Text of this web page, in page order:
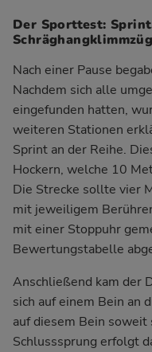
Der Sporttest:
Nach einer Pause
Nachdem sich alle
eingefunden hatten,
weiteren Stationen
Sprint an der Reihe.
Hockern, welche 10
Die Strecke sollte vier
mit jeweiligem
mit einer Stoppuhr
Bewertungstabelle
Anschließend kam der
sich auf einem Bein an
auf diesem Bein
Schlusssprung erfolgt